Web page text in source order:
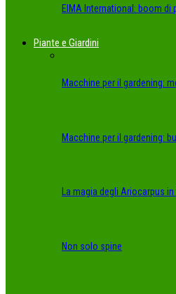
EIMA International: boom di
Piante e Giardini
Macchine per il gardening:
Macchine per il gardening:
La magia degli Ariocarpus in
Non solo spine